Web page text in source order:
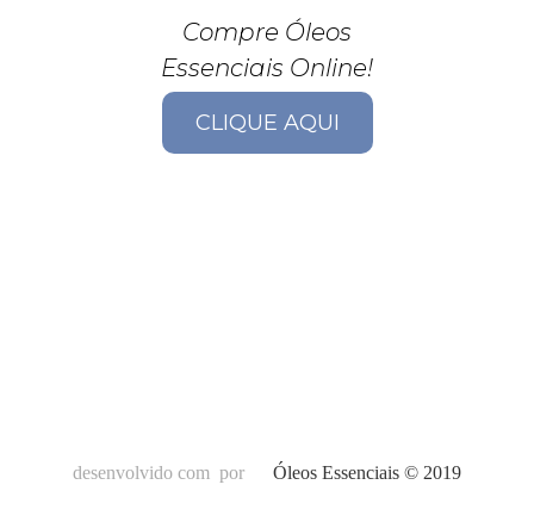
Compre Óleos
Essenciais Online!
CLIQUE AQUI
desenvolvido com por Óleos Essenciais © 2019